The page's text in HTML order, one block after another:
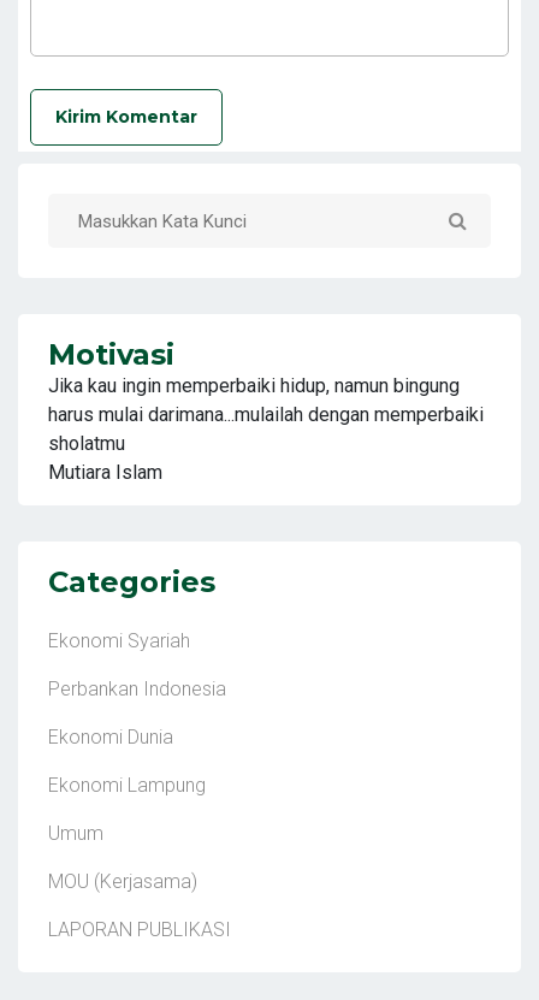
Kirim Komentar
Motivasi
Jika kau ingin memperbaiki hidup, namun bingung
harus mulai darimana...mulailah dengan memperbaiki
sholatmu
Mutiara Islam
Categories
Ekonomi Syariah
Perbankan Indonesia
Ekonomi Dunia
Ekonomi Lampung
Umum
MOU (Kerjasama)
LAPORAN PUBLIKASI